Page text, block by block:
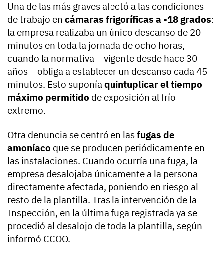
Una de las más graves afectó a las condiciones
de trabajo en cámaras frigoríficas a -18 grados:
la empresa realizaba un único descanso de 20
minutos en toda la jornada de ocho horas,
cuando la normativa —vigente desde hace 30
años— obliga a establecer un descanso cada 45
minutos. Esto suponíaquintuplicar el tiempo
máximo permitido de exposición al frío
extremo.
Otra denuncia se centró en lasfugas de
amoníaco que se producen periódicamente en
las instalaciones. Cuando ocurría una fuga, la
empresa desalojaba únicamente a la persona
directamente afectada, poniendo en riesgo al
resto de la plantilla. Tras la intervención de la
Inspección, en la última fuga registrada ya se
procedió al desalojo de toda la plantilla, según
informó CCOO.